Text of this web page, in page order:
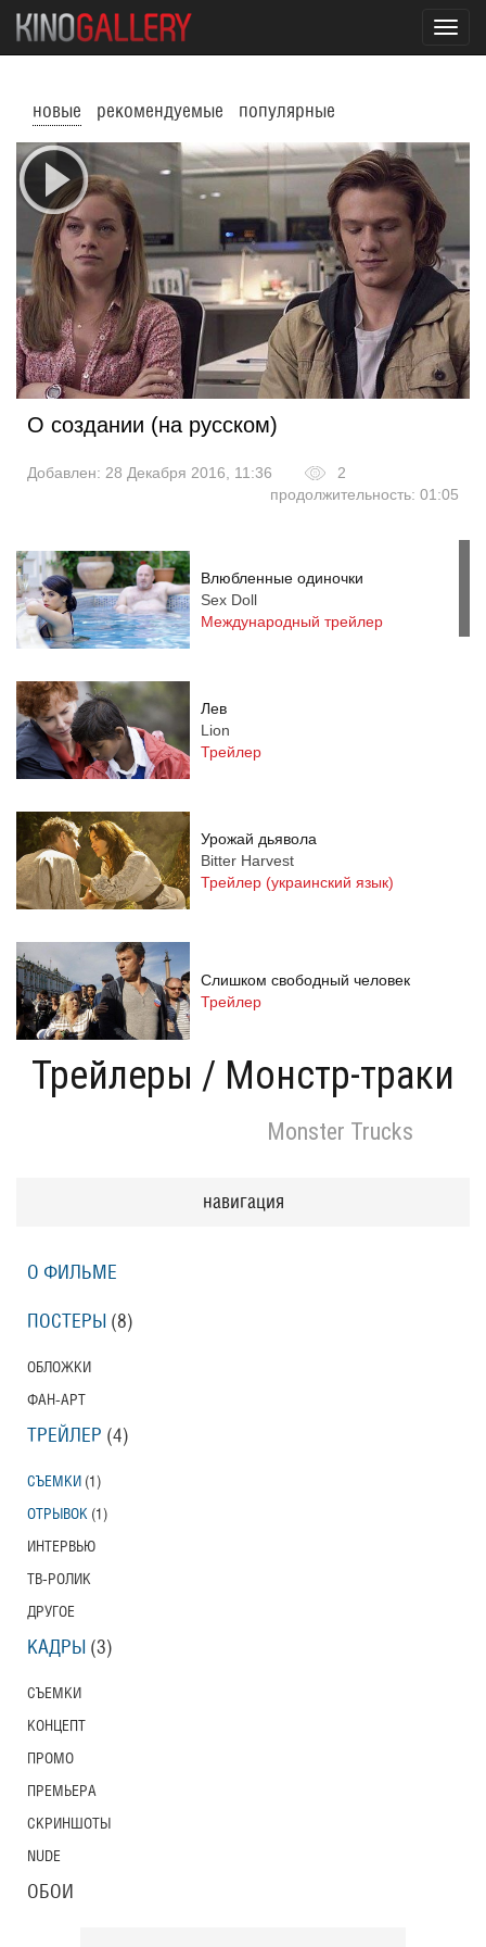
Трейлеры / Монстр-траки
Monster Trucks
новые рекомендуемые популярные
О создании (на русском)
Добавлен: 28 Декабря 2016, 11:36
2
продолжительность: 01:05
Влюбленные одиночки
Sex Doll
Международный трейлер
Лев
Lion
Трейлер
Урожай дьявола
Bitter Harvest
Трейлер (украинский язык)
Слишком свободный человек
Трейлер
навигация
О ФИЛЬМЕ
ПОСТЕРЫ (8)
ОБЛОЖКИ
ФАН-АРТ
ТРЕЙЛЕР (4)
СЪЕМКИ (1)
ОТРЫВОК (1)
ИНТЕРВЬЮ
ТВ-РОЛИК
ДРУГОЕ
КАДРЫ (3)
СЪЕМКИ
КОНЦЕПТ
ПРОМО
ПРЕМЬЕРА
СКРИНШОТЫ
NUDE
ОБОИ